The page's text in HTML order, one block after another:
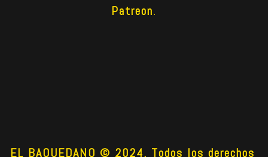
Patreon.
EL BAQUEDANO © 2024. Todos los derechos